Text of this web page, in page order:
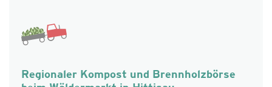
Regionaler Kompost und Brennholzbörse